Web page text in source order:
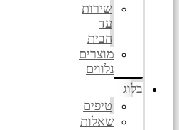
שירות
עד
הבית
מוצרים
נלווים
בלוג
טיפים
שאלות